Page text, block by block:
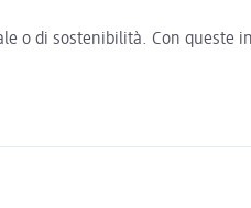
o di sostenibilità. Con